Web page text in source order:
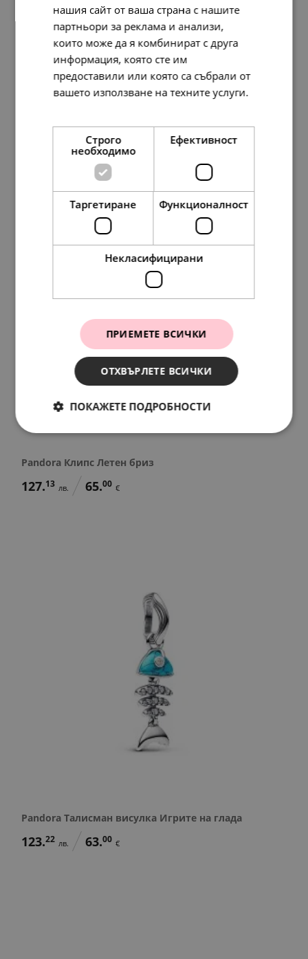
61 134.95 122.00 69.00
Pandora Клипс Летен бриз
127.13 лв. 65.00 €
Pandora Талисман висулка Игрите на глада
123.22 лв. 63.00 €
нашия сайт от ваша страна с нашите
партньори за реклама и анализи,
които може да я комбинират с друга
информация, която сте им
предоставили или която са събрали от
вашето използване на техните услуги.
Строго
необходимо
Ефективност
Таргетиране Функционалност
Некласифицирани
ПРИЕМЕТЕ ВСИЧКИ
ОТХВЪРЛЕТЕ ВСИЧКИ
ПОКАЖЕТЕ ПОДРОБНОСТИ